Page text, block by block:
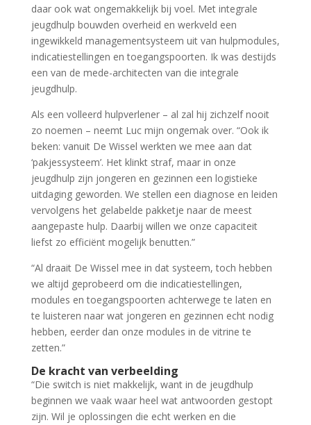
daar ook wat ongemakkelijk bij voel. Met integrale
jeugdhulp bouwden overheid en werkveld een
ingewikkeld managementsysteem uit van hulpmodules,
indicatiestellingen en toegangspoorten. Ik was destijds
een van de mede-architecten van die integrale
jeugdhulp.
Als een volleerd hulpverlener – al zal hij zichzelf nooit
zo noemen – neemt Luc mijn ongemak over. “Ook ik
beken: vanuit De Wissel werkten we mee aan dat
‘pakjessysteem’. Het klinkt straf, maar in onze
jeugdhulp zijn jongeren en gezinnen een logistieke
uitdaging geworden. We stellen een diagnose en leiden
vervolgens het gelabelde pakketje naar de meest
aangepaste hulp. Daarbij willen we onze capaciteit
liefst zo efficiënt mogelijk benutten.”
“Al draait De Wissel mee in dat systeem, toch hebben
we altijd geprobeerd om die indicatiestellingen,
modules en toegangspoorten achterwege te laten en
te luisteren naar wat jongeren en gezinnen echt nodig
hebben, eerder dan onze modules in de vitrine te
zetten.”
De kracht van verbeelding
“Die switch is niet makkelijk, want in de jeugdhulp
beginnen we vaak waar heel wat antwoorden gestopt
zijn. Wil je oplossingen die echt werken en die